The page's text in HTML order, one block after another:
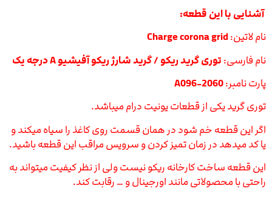
آشنایی با این قطعه:
نام لاتین:
نام فارسی: توری گرید ریکو / گرید شارژ ریکو آفیشیو A درجه یک
پارت نامبر:A096-2060
توری گرید یکی از قطعات یونیت درام میباشد.
اگر این قطعه خم شود در همان قسمت روی کاغذ را سیاه میکند و
یا کد میدهد در زمان تمیز کردن و سرویس مراقب این قطعه باشید.
این قطعه ساخت کارخانه ریکو نیست ولی از نظر کیفیت میتواند به
راحتی با محصولاتی مانند اورجینال و … رقابت کند.